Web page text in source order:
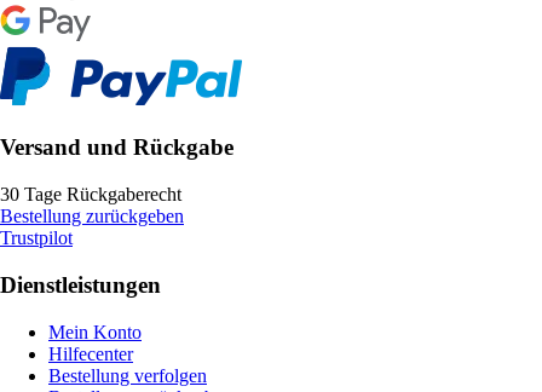
Versand und Rückgabe
30 Tage Rückgaberecht
Bestellung zurückgeben
Trustpilot
Dienstleistungen
Mein Konto
Hilfecenter
Bestellung verfolgen